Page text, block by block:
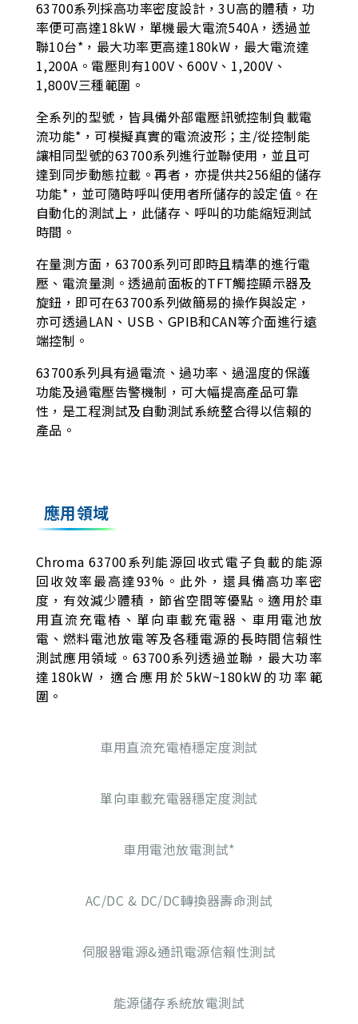
63700系列採高功率密度設計，3U高的體積，功
率便可高達18kW，單機最大電流540A，透過並
聯10台*，最大功率更高達180kW，最大電流達
1,200A。電壓則有100V、600V、1,200V、
1,800V三種範圍。
全系列的型號，皆具備外部電壓訊號控制負載電
流功能*，可模擬真實的電流波形；主/從控制能
讓相同型號的63700系列進行並聯使用，並且可
達到同步動態拉載。再者，亦提供共256組的儲存
功能*，並可隨時呼叫使用者所儲存的設定值。在
自動化的測試上，此儲存、呼叫的功能縮短測試
時間。
在量測方面，63700系列可即時且精準的進行電
壓、電流量測。透過前面板的TFT觸控顯示器及
旋鈕，即可在63700系列做簡易的操作與設定，
亦可透過LAN、USB、GPIB和CAN等介面進行遠
端控制。
63700系列具有過電流、過功率、過溫度的保護
功能及過電壓告警機制，可大幅提高產品可靠
性，是工程測試及自動測試系統整合得以信賴的
產品。
應用領域
Chroma 63700系列能源回收式電子負載的能源
回收效率最高達93%。此外，還具備高功率密
度，有效減少體積，節省空間等優點。適用於車
用直流充電樁、單向車載充電器、車用電池放
電、燃料電池放電等及各種電源的長時間信賴性
測試應用領域。63700系列透過並聯，最大功率
達180kW，適合應用於5kW~180kW的功率範
圍。
車用直流充電樁穩定度測試
單向車載充電器穩定度測試
車用電池放電測試*
AC/DC & DC/DC轉換器壽命測試
伺服器電源&通訊電源信賴性測試
能源儲存系統放電測試